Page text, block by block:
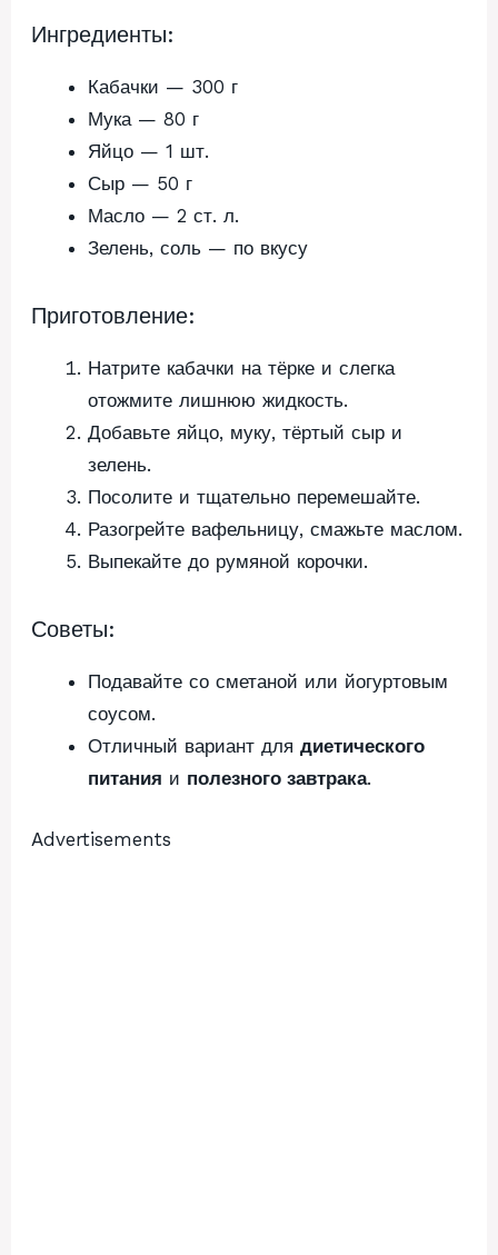
Ингредиенты:
Кабачки — 300 г
Мука — 80 г
Яйцо — 1 шт.
Сыр — 50 г
Масло — 2 ст. л.
Зелень, соль — по вкусу
Приготовление:
Натрите кабачки на тёрке и слегка
отожмите лишнюю жидкость.
Добавьте яйцо, муку, тёртый сыр и
зелень.
Посолите и тщательно перемешайте.
Разогрейте вафельницу, смажьте маслом.
Выпекайте до румяной корочки.
Советы:
Подавайте со сметаной или йогуртовым
соусом.
Отличный вариант для диетического
питания и полезного завтрака.
Advertisements